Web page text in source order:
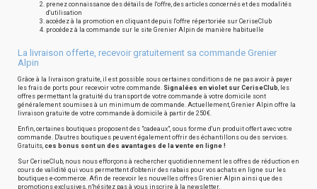
prenez connaissance des détails de l'offre, des articles concernés et des modalités
d'utilisation
accédez à la promotion en cliquant depuis l'offre répertoriée sur CeriseClub
procédez à la commande sur le site Grenier Alpin de manière habituelle
La livraison offerte, recevoir gratuitement sa commande Grenier
Alpin
Grâce à la livraison gratuite, il est possible sous certaines conditions de ne pas avoir à payer
les frais de ports pour recevoir votre commande. Signalées en violet sur CeriseClub, les
offres permettant la gratuité du transport de votre commande à votre domicile sont
généralement soumises à un minimum de commande. Actuellement, Grenier Alpin offre la
livraison gratuite de votre commande à domicile à partir de 250€.
Enfin, certaines boutiques proposent des "cadeaux", sous forme d'un produit offert avec votre
commande. D'autres boutiques peuvent également offrir des échantillons ou des services.
Gratuits, ces bonus sont un des avantages de la vente en ligne !
Sur CeriseClub, nous nous efforçons à rechercher quotidiennement les offres de réduction en
cours de validité qui vous permettent d'obtenir des rabais pour vos achats en ligne sur les
boutiques e-commerce. Afin de recevoir les nouvelles offres Grenier Alpin ainsi que des
promotions exclusives, n'hésitez pas à vous inscrire à la newsletter.